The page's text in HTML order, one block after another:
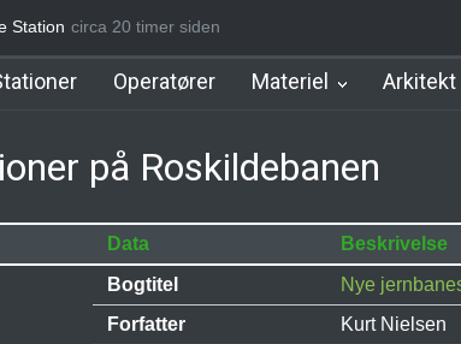
Station Birkerød Station
circa 20 timer siden
Operatører Materiel Arkitekt
på Roskildebanen
Data
Beskrivelse
Bogtitel
Nye
Forfatter
Kurt Nielsen